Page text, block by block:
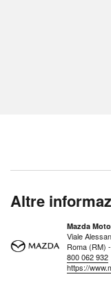
Altre
Mazda
Viale
Roma (RM)
800 062 932
https://